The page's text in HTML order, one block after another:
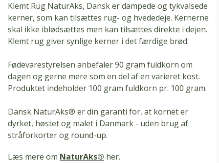
Klemt Rug NaturAks, Dansk er dampede og tykvalsede
kerner, som kan tilsættes rug- og hvededeje. Kernerne
skal ikke iblødsættes men kan tilsættes direkte i dejen.
Klemt rug giver synlige kerner i det færdige brød.
Fødevarestyrelsen anbefaler 90 gram fuldkorn om
dagen og gerne mere som en del af en varieret kost.
Produktet indeholder 100 gram fuldkorn pr. 100 gram.
Dansk NaturAks® er din garanti for, at kornet er
dyrket, høstet og malet i Danmark - uden brug af
stråforkorter og round-up.
Læs mere om NaturAks® her.